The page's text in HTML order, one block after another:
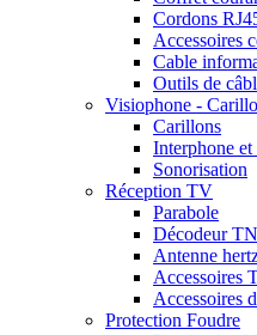
Cordons
Accessoires
Cable
Outils de
Visiophone -
Carillons
Interphone
Sonorisation
Réception TV
Parabole
Décodeur
Antenne
Accessoires
Accessoires
Protection Foudre